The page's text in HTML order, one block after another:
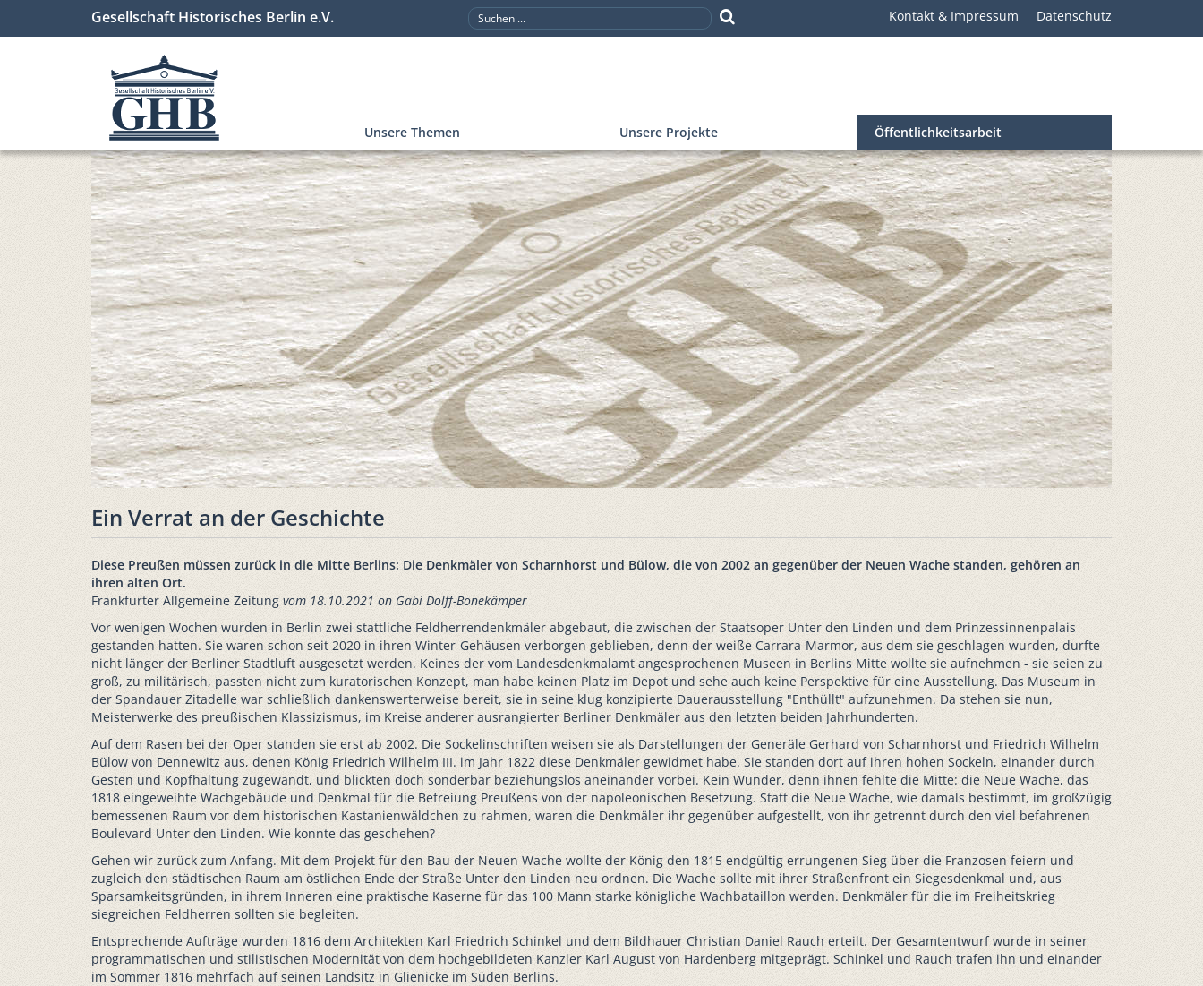
Gesellschaft Historisches Berlin e.V. Kontakt & Impressum Datenschutz
Unsere Themen Unsere Projekte Öffentlichkeitsarbeit
Ein Verrat an der Geschichte
Diese Preußen müssen zurück in die Mitte Berlins: Die Denkmäler von Scharnhorst und Bülow, die von 2002 an gegenüber der Neuen Wache standen, gehören an
ihren alten Ort.
Frankfurter Allgemeine Zeitung vom 18.10.2021 on Gabi Dolff-Bonekämper
Vor wenigen Wochen wurden in Berlin zwei stattliche Feldherrendenkmäler abgebaut, die zwischen der Staatsoper Unter den Linden und dem Prinzessinnenpalais
gestanden hatten. Sie waren schon seit 2020 in ihren Winter-Gehäusen verborgen geblieben, denn der weiße Carrara-Marmor, aus dem sie geschlagen wurden, durfte
nicht länger der Berliner Stadtluft ausgesetzt werden. Keines der vom Landesdenkmalamt angesprochenen Museen in Berlins Mitte wollte sie aufnehmen - sie seien zu
groß, zu militärisch, passten nicht zum kuratorischen Konzept, man habe keinen Platz im Depot und sehe auch keine Perspektive für eine Ausstellung. Das Museum in
der Spandauer Zitadelle war schließlich dankenswerterweise bereit, sie in seine klug konzipierte Dauerausstellung "Enthüllt" aufzunehmen. Da stehen sie nun,
Meisterwerke des preußischen Klassizismus, im Kreise anderer ausrangierter Berliner Denkmäler aus den letzten beiden Jahrhunderten.
Auf dem Rasen bei der Oper standen sie erst ab 2002. Die Sockelinschriften weisen sie als Darstellungen der Generäle Gerhard von Scharnhorst und Friedrich Wilhelm
Bülow von Dennewitz aus, denen König Friedrich Wilhelm III. im Jahr 1822 diese Denkmäler gewidmet habe. Sie standen dort auf ihren hohen Sockeln, einander durch
Gesten und Kopfhaltung zugewandt, und blickten doch sonderbar beziehungslos aneinander vorbei. Kein Wunder, denn ihnen fehlte die Mitte: die Neue Wache, das
1818 eingeweihte Wachgebäude und Denkmal für die Befreiung Preußens von der napoleonischen Besetzung. Statt die Neue Wache, wie damals bestimmt, im großzügig
bemessenen Raum vor dem historischen Kastanienwäldchen zu rahmen, waren die Denkmäler ihr gegenüber aufgestellt, von ihr getrennt durch den viel befahrenen
Boulevard Unter den Linden. Wie konnte das geschehen?
Gehen wir zurück zum Anfang. Mit dem Projekt für den Bau der Neuen Wache wollte der König den 1815 endgültig errungenen Sieg über die Franzosen feiern und
zugleich den städtischen Raum am östlichen Ende der Straße Unter den Linden neu ordnen. Die Wache sollte mit ihrer Straßenfront ein Siegesdenkmal und, aus
Sparsamkeitsgründen, in ihrem Inneren eine praktische Kaserne für das 100 Mann starke königliche Wachbataillon werden. Denkmäler für die im Freiheitskrieg
siegreichen Feldherren sollten sie begleiten.
Entsprechende Aufträge wurden 1816 dem Architekten Karl Friedrich Schinkel und dem Bildhauer Christian Daniel Rauch erteilt. Der Gesamtentwurf wurde in seiner
programmatischen und stilistischen Modernität von dem hochgebildeten Kanzler Karl August von Hardenberg mitgeprägt. Schinkel und Rauch trafen ihn und einander
im Sommer 1816 mehrfach auf seinen Landsitz in Glienicke im Süden Berlins.